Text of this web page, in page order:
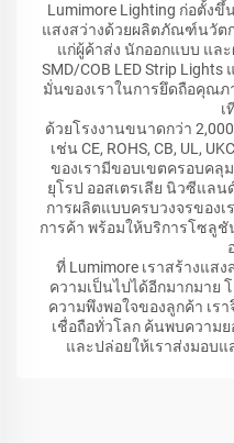
Lumimore Lighting ก่อตั้ง
แสงสว่างด้วยผลิตภัณฑ์นวัตก
แก่ผู้ค้าส่ง นักออกแบบ แล
SMD/COB LED Strip Lights
มั่นของเราในการยึดถือคุณ
เ
ด้วยโรงงานขนาดกว่า
เช่น CE, ROHS, CB, UL,
ของเรามีขอบเขตครอบคลุ
ยุโรป ออสเตรเลีย นิวซีแล
การผลิตแบบครบวงจรของ
การค้า พร้อมให้บริการโซลู
ที่ Lumimore เราสร้างแส
ความเป็นไปได้อีกมากมาย
ความพึงพอใจของลูกค้า เร
เชื่อถือทั่วโลก ค้นพบความย
และปล่อยให้เราส่งมอบ